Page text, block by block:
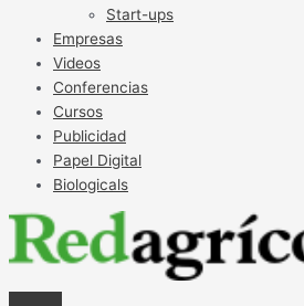
Start-ups
Empresas
Videos
Conferencias
Cursos
Publicidad
Papel Digital
Biologicals